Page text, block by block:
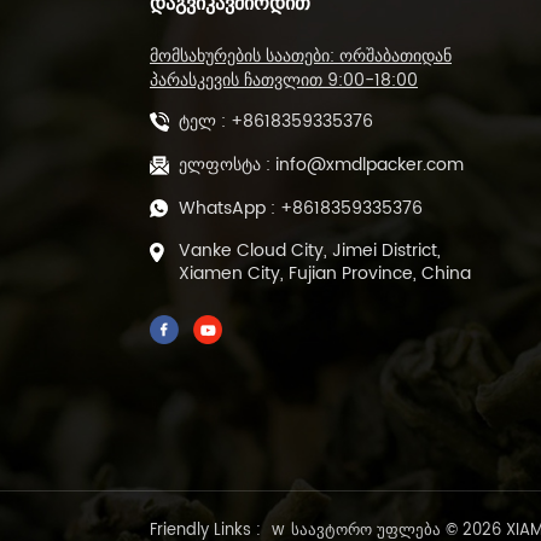
საჭრელი მანქანა და
თბოშემცირების
მანქანა DL-450L&DL-
ავტომატური POF
და დალუქვის მანქანა
შესაფუთი მანქანა
წინასწარ
მომსახურების საათები: ორშაბათიდან
პარასკევის ჩათვლით 9:00-18:00
ტელ : +8618359335376
ელფოსტა : info@xmdlpacker.com
WhatsApp : +8618359335376
Vanke Cloud City, Jimei District,
Xiamen City, Fujian Province, China
Friendly Links : w საავტორო უფლება © 2026